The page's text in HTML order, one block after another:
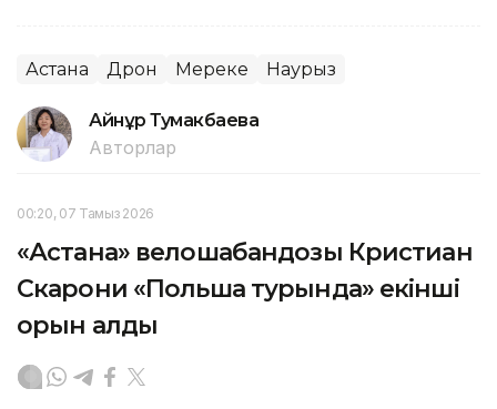
Астана Дрон Мереке Наурыз
Айнұр Тумакбаева
Авторлар
00:20, 07 Тамыз 2026
«Астана» велошабандозы Кристиан
Скарони «Польша турында» екінші
орын алды